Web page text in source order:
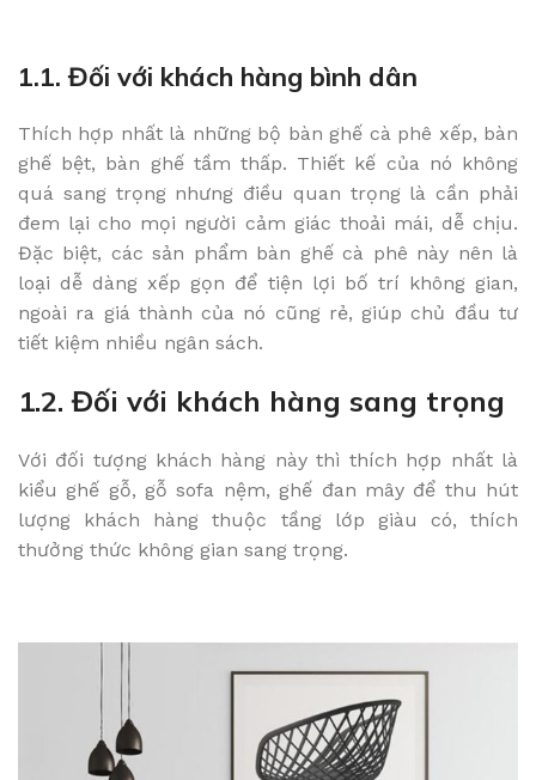
1.1. Đối với khách hàng bình dân
Thích hợp nhất là những bộ bàn ghế cà phê xếp, bàn
ghế bệt, bàn ghế tầm thấp. Thiết kế của nó không
quá sang trọng nhưng điều quan trọng là cần phải
đem lại cho mọi người cảm giác thoải mái, dễ chịu.
Đặc biệt, các sản phẩm bàn ghế cà phê này nên là
loại dễ dàng xếp gọn để tiện lợi bố trí không gian,
ngoài ra giá thành của nó cũng rẻ, giúp chủ đầu tư
tiết kiệm nhiều ngân sách.
1.2. Đối với khách hàng sang trọng
Với đối tượng khách hàng này thì thích hợp nhất là
kiểu ghế gỗ, gỗ sofa nệm, ghế đan mây để thu hút
lượng khách hàng thuộc tầng lớp giàu có, thích
thưởng thức không gian sang trọng.